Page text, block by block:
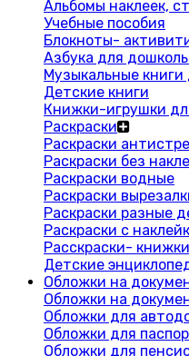
Альбомы наклеек,
Учебные пособия
Блокноты-
Азбука для
Музыкальные книги
Детские книги
Книжки-игрушки
Раскраски
Раскраски
Раскраски без
Раскраски водные
Раскраски
Раскраски разные
Раскраски с
Расскраски- книжки
Детские
Обложки на
Обложки на
Обложки для
Обложки для
Обложки для